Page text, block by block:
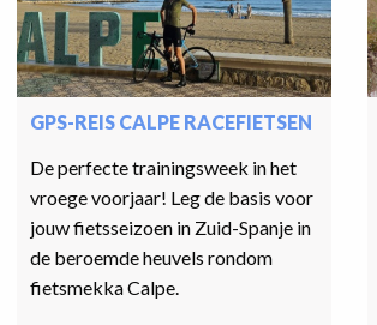
GPS-REIS CALPE RACEFIETSEN
De perfecte trainingsweek in het
vroege voorjaar! Leg de basis voor
jouw fietsseizoen in Zuid-Spanje in
de beroemde heuvels rondom
fietsmekka Calpe.